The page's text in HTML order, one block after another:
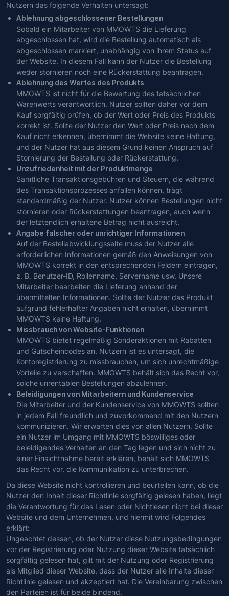
Nutzern das folgende Verhalten untersagt:
Ablehnung abgeschlossener Bestellungen
Sobald ein Mitarbeiter von MMOWTS die Lieferung
abgeschlossen hat, wird die Bestellung automatisch als
abgeschlossen markiert, unabhängig von ihrem Status auf
der Website. In diesem Fall kann der Nutzer die Bestellung
weder stornieren noch eine Rückerstattung beantragen.
Ablehnung des Wertes des Produkts
MMOWTS ist nicht für die Bewertung des tatsächlichen
Warenwerts verantwortlich. Nutzer sollten daher vor dem
Kauf sorgfältig prüfen, ob der Wert oder Preis des Produkts
korrekt ist. Sollte der Nutzer den Wert oder Preis nach dem
Kauf nicht erkennen, übernimmt die Website keine Haftung,
und der Nutzer hat aus diesem Grund keinen Anspruch auf
Stornierung der Bestellung oder Rückerstattung.
Unzufriedenheit mit der Produktmenge
Sämtliche Transaktionsgebühren und Steuern, die während
des Transaktionsprozesses anfallen können, trägt
standardmäßig der Nutzer. Nutzer können Bestellungen nicht
stornieren oder Rückerstattungen beantragen, auch wenn
der letztendlich erhaltene Betrag nicht ausreicht.
Angabe falscher oder unrichtiger Informationen
Auf der Bestellabwicklungsseite muss der Nutzer alle
erforderlichen Informationen gemäß den Anweisungen von
MMOWTS korrekt in den entsprechenden Feldern eintragen,
z. B. Benutzer-ID, Rollenname, Servername usw. Unsere
Mitarbeiter bearbeiten die Lieferung anhand der
übermittelten Informationen. Sollte der Nutzer das Produkt
aufgrund fehlerhafter Angaben nicht erhalten, übernimmt
MMOWTS keine Haftung.
Missbrauch von Website-Funktionen
MMOWTS bietet regelmäßig Sonderaktionen mit Rabatten
und Gutscheincodes an. Nutzern ist es untersagt, die
Kontoregistrierung zu missbrauchen, um sich unrechtmäßige
Vorteile zu verschaffen. MMOWTS behält sich das Recht vor,
solche unrentablen Bestellungen abzulehnen.
Beleidigungen von Mitarbeitern und Kundenservice
Die Mitarbeiter und der Kundenservice von MMOWTS sollten
in jedem Fall freundlich und zuvorkommend mit den Nutzern
kommunizieren. Wir erwarten dies von allen Nutzern. Sollte
ein Nutzer im Umgang mit MMOWTS böswilliges oder
beleidigendes Verhalten an den Tag legen und sich nicht zu
einer Einsichtnahme bereit erklären, behält sich MMOWTS
das Recht vor, die Kommunikation zu unterbrechen.
Da diese Website nicht kontrollieren und beurteilen kann, ob die
Nutzer den Inhalt dieser Richtlinie sorgfältig gelesen haben, liegt
die Verantwortung für das Lesen oder Nichtlesen nicht bei dieser
Website und dem Unternehmen, und hiermit wird Folgendes
erklärt:
Ungeachtet dessen, ob der Nutzer diese Nutzungsbedingungen
vor der Registrierung oder Nutzung dieser Website tatsächlich
sorgfältig gelesen hat, gilt mit der Nutzung oder Registrierung
als Mitglied dieser Website, dass der Nutzer alle Inhalte dieser
Richtlinie gelesen und akzeptiert hat. Die Vereinbarung zwischen
den Parteien ist für beide bindend.